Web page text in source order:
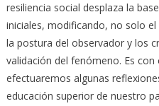
resiliencia social desplaza la
iniciales, modificando, no solo
la postura del observador y los
validación del fenómeno. Es
efectuaremos algunas
educación superior de nuestro